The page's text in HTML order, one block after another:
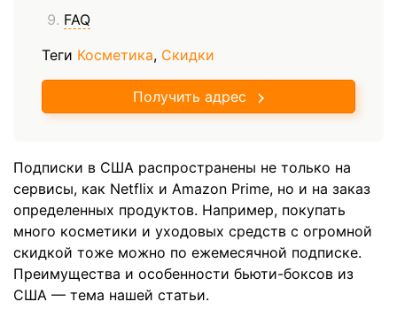
FAQ
Теги Косметика, Скидки
Получить адрес
Подписки в США распространены не только на
сервисы, как Netflix и Amazon Prime, но и на заказ
определенных продуктов. Например, покупать
много косметики и уходовых средств с огромной
скидкой тоже можно по ежемесячной подписке.
Преимущества и особенности бьюти-боксов из
США — тема нашей статьи.